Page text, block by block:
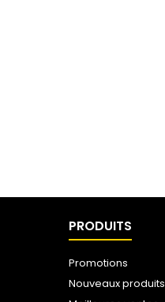
PRODUITS
Promotions
Nouveaux produits